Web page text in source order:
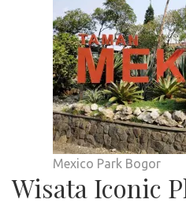
Mexico Park Bogor
Wisata Iconic